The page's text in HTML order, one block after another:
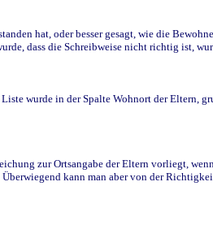
hat, oder besser gesagt, wie die
dass die Schreibweise nicht richtig ist,
wurde in der Spalte Wohnort der Eltern,
zur Ortsangabe der Eltern vorliegt,
kann man aber von der